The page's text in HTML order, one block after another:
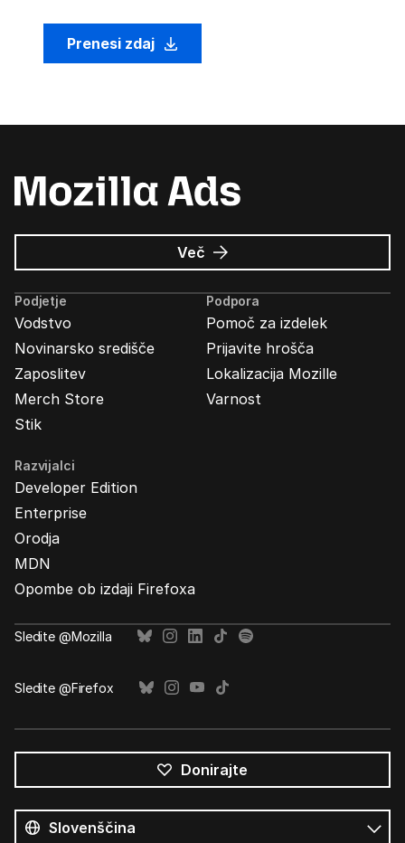
Prenesi zdaj
Več o
Oglasi
Mozilla
Podjetje
Vodstvo
Novinarsko središče
Zaposlitev
Merch Store
Stik
Podpora
Pomoč za izdelek
Prijavite hrošča
Lokalizacija Mozille
Varnost
Razvijalci
Developer Edition
Enterprise
Orodja
MDN
Opombe ob izdaji Firefoxa
Sledite @Mozilla
Sledite @Firefox
Donirajte
jeziki
Jezik